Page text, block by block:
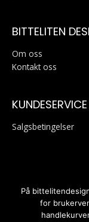
BITTELITEN
Om oss
Kontakt oss
KUNDESERVICE
Salgsbetingelser
På
for